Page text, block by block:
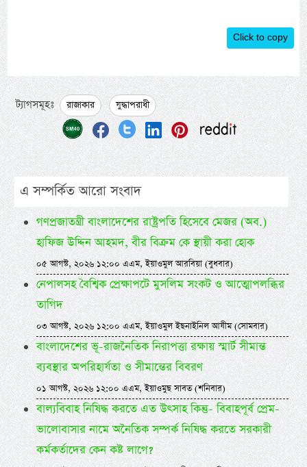
Click to copy
ট্যাগসমূহঃ রাজাকার যুদ্ধাপরাধী
এ সম্পর্কিত আরো সংবাদ
গণপ্রজাতন্ত্রী বাংলাদেশের রাষ্ট্রপতি হিসেবে মেজর (অব.)
হাফিজ উদ্দিন আহমদ, বীর বিক্রম কে স্থায়ী করা হোক
০৫ আগস্ট, ২০২৬ ১২:০০ এএম, ইয়াওমুল আরবিয়া (বুধবার)
নেপালসহ বৈশ্বিক প্রেক্ষাপটে মুসলিম সংকট ও আত্মোপলব্ধির
তাগিদ
০৩ আগস্ট, ২০২৬ ১২:০০ এএম, ইয়াওমুল ইছনাইনিল আযীম (সোমবার)
বাংলাদেশের ভূ-রাজনৈতিক নিরাপত্তা রক্ষায় স্মার্ট সীমান্ত
ব্যবস্থার অপরিহার্যতা ও সীমান্তের বিবরণ
০১ আগস্ট, ২০২৬ ১২:০০ এএম, ইয়াওমুছ সাবত (শনিবার)
বাল্যবিবাহ নিষিদ্ধ করতে এত উৎসাহ কিন্তু- বিবাহপূর্ব প্রেম-
ভালোবাসার নামে অনৈতিক সম্পর্ক নিষিদ্ধ করতে সরকারী
কর্মকর্তাদের কেন কষ্ট লাগে?